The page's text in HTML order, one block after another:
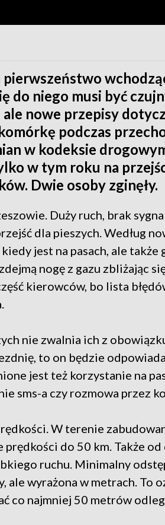
pierwszeństwo
do niego musi być
ale nowe przepisy
podczas
w kodeksie
w tym roku na
Dwie osoby zginęły.
Duży ruch, brak
dla pieszych. Według
jest na pasach, ale także
nogę z gazu zbliżając
kierowców, bo lista
nie zwalnia ich z
to on będzie
jest też korzystanie na
sms-a czy rozmowa przez
W terenie
do 50 km. Także od
ruchu. Minimalny
ale wyrażona w metrach. To
co najmniej 50 metrów